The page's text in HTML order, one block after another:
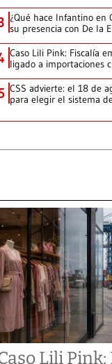
¿Qué hace Infantino en
su presencia con De la
Caso Lili Pink: Fiscalía
ligado a importaciones
CSS advierte: el 18 de
para elegir el sistema
Lili